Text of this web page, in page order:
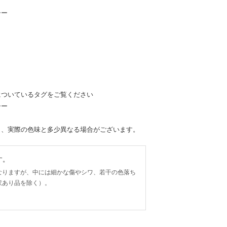
いているタグをご覧ください
実際の色味と多少異なる場合がございます。
ますが、中には細かな傷やシワ、若干の色落ち
り品を除く）。